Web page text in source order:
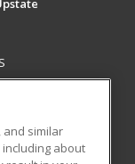
and similar
about